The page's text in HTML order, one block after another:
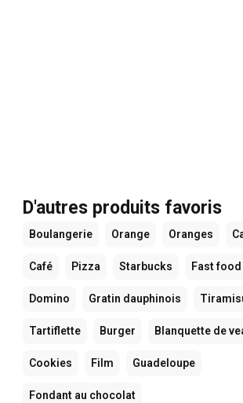
D'autres produits favoris
Boulangerie Orange Oranges
Café Pizza Starbucks Fast food
Domino Gratin dauphinois
Tartiflette Burger Blanquette de
Cookies Film Guadeloupe
Fondant au chocolat